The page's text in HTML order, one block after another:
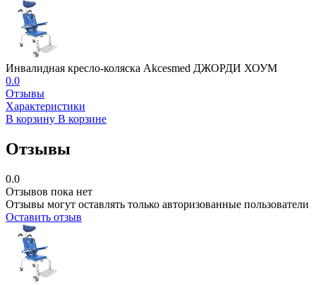
Инвалидная кресло-коляска Akcesmed ДЖОРДИ ХОУМ
0.0
Отзывы
Характеристики
В корзину В корзине
Отзывы
0.0
Отзывов пока нет
Отзывы могут оставлять только авторизованные пользователи
Оставить отзыв